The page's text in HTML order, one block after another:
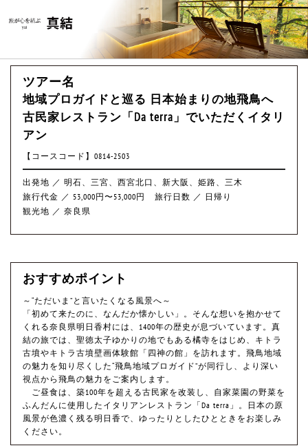
ツアー名
地域プロガイドと巡る 日本始まりの地飛鳥へ
古民家レストラン「Da terra」でいただくイタリ
アン
【コースコード】0814-2503
出発地 ／ 明石、三宮、西宮北口、新大阪、姫路、三木
旅行代金 ／ 53,000円〜53,000円
旅行日数 ／ 日帰り
観光地 ／ 奈良県
おすすめポイント
～“ただいま”と言いたくなる風景へ～
「初めて来たのに、なんだか懐かしい」。そんな想いを抱かせて
くれる奈良県明日香村には、1400年の歴史が息づいています。真
結の旅では、聖徳太子ゆかりの地でもある橘寺をはじめ、キトラ
古墳やキトラ古墳壁画体験館「四神の館」を訪れます。飛鳥地域
の魅力を知り尽くした“飛鳥地域プロガイド”が同行し、より深い
視点から飛鳥の魅力をご案内します。
ご昼食は、築100年を超える古民家を改装し、自家菜園の野菜を
ふんだんに使用したイタリアンレストラン「Da terra」。日本の原
風景が色濃く残る明日香で、ゆったりとしたひとときをお楽しみ
ください。